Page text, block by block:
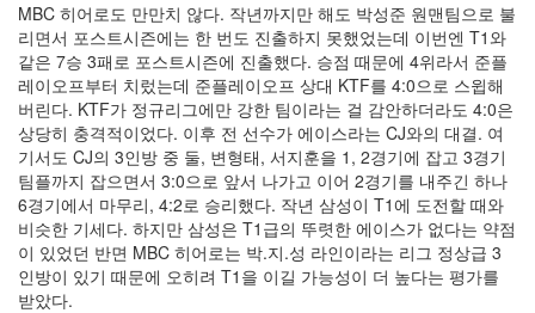
MBC 히어로도 만만치 않다. 작년까지만 해도 박성준 원맨팀으로 불
리면서 포스트시즌에는 한 번도 진출하지 못했었는데 이번엔 T1와
같은 7승 3패로 포스트시즌에 진출했다. 승점 때문에 4위라서 준플
레이오프부터 치렀는데 준플레이오프 상대 KTF를 4:0으로 스윕해
버린다. KTF가 정규리그에만 강한 팀이라는 걸 감안하더라도 4:0은
상당히 충격적이었다. 이후 전 선수가 에이스라는 CJ와의 대결. 여
기서도 CJ의 3인방 중 둘, 변형태, 서지훈을 1, 2경기에 잡고 3경기
팀플까지 잡으면서 3:0으로 앞서 나가고 이어 2경기를 내주긴 하나
6경기에서 마무리, 4:2로 승리했다. 작년 삼성이 T1에 도전할 때와
비슷한 기세다. 하지만 삼성은 T1급의 뚜렷한 에이스가 없다는 약점
이 있었던 반면 MBC 히어로는 박.지.성 라인이라는 리그 정상급 3
인방이 있기 때문에 오히려 T1을 이길 가능성이 더 높다는 평가를
받았다.